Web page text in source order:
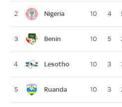
2 Nigeria 10 4
3 Benin 10 5
4 Lesotho 10 3
5 Ruanda 10 3